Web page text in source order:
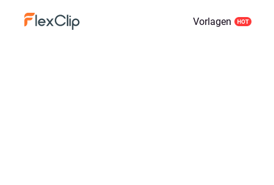
Vorlagen